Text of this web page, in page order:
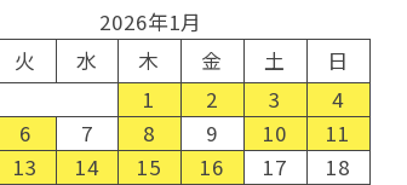
2026年1月
火 水 木 金 土
日
1
2 3
4
6 7 8 9 10
11
13 14 15 16 17
18